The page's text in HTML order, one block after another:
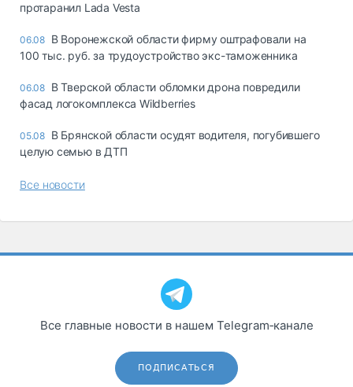
протаранил Lada Vesta
06.08 В Воронежской области фирму оштрафовали на
100 тыс. руб. за трудоустройство экс-таможенника
06.08 В Тверской области обломки дрона повредили
фасад логокомплекса Wildberries
05.08 В Брянской области осудят водителя, погубившего
целую семью в ДТП
Все новости
Все главные новости в нашем Telegram‑канале
ПОДПИСАТЬСЯ